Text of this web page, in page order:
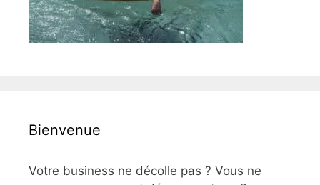
Bienvenue
Votre business ne décolle pas ? Vous ne